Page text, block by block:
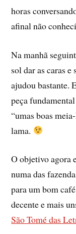
horas
afinal não
Na manhã
sol dar as caras
ajudou bastante.
peça
“umas boas
lama.
O objetivo agora
numa das
para um bom
decente e mais
São Tomé das